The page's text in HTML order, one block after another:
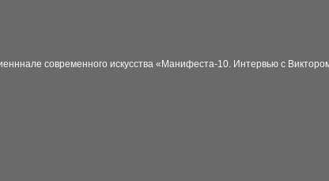
современного искусства «Манифеста-10. Интервью с